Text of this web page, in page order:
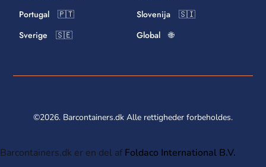
Portugal 🇵🇹
Slovenija 🇸🇮
Sverige 🇸🇪
Global 🌐
©2026. Barcontainers.dk Alle rettigheder forbeholdes.
Barcontainers.dk er en del af Foldaco International B.V.